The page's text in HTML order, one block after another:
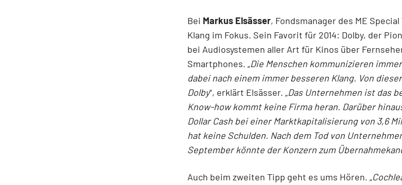
Bei Markus Elsässer, Fondsmanager des ME
Klang im Fokus. Sein Favorit für 2014: Dolby, der
bei Audiosystemen aller Art für Kinos über
Smartphones. „Die Menschen kommunizieren
dabei nach einem immer besseren Klang. Von
Dolby“, erklärt Elsässer. „Das Unternehmen ist das
Know-how kommt keine Firma heran. Darüber
Dollar Cash bei einer Marktkapitalisierung von 3,6
hat keine Schulden. Nach dem Tod von
September könnte der Konzern zum
Auch beim zweiten Tipp geht es ums Hören. „